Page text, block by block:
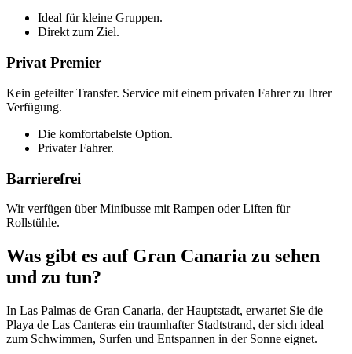
Ideal für kleine Gruppen.
Direkt zum Ziel.
Privat Premier
Kein geteilter Transfer. Service mit einem privaten Fahrer zu Ihrer
Verfügung.
Die komfortabelste Option.
Privater Fahrer.
Barrierefrei
Wir verfügen über Minibusse mit Rampen oder Liften für
Rollstühle.
Was gibt es auf Gran Canaria zu sehen
und zu tun?
In Las Palmas de Gran Canaria, der Hauptstadt, erwartet Sie die
Playa de Las Canteras ein traumhafter Stadtstrand, der sich ideal
zum Schwimmen, Surfen und Entspannen in der Sonne eignet.